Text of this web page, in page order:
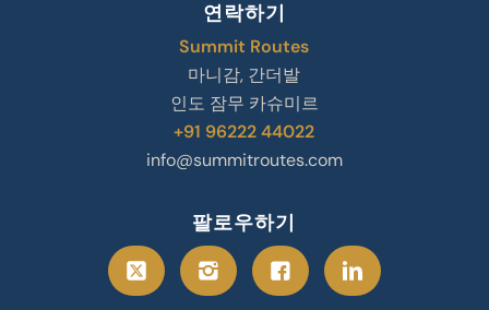
연락하기
Summit Routes
마니감, 간더발
인도 잠무 카슈미르
+91 96222 44022
info@summitroutes.com
팔로우하기